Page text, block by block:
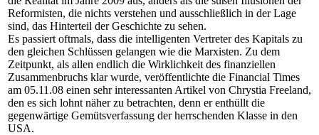
Reformisten, die nichts verstehen und ausschließlich in der Lage
sind, das Hinterteil der Geschichte zu sehen.
Es passiert oftmals, dass die intelligenten Vertreter des Kapitals zu
den gleichen Schlüssen gelangen wie die Marxisten. Zu dem
Zeitpunkt, als allen endlich die Wirklichkeit des finanziellen
Zusammenbruchs klar wurde, veröffentlichte die Financial Times
am 05.11.08 einen sehr interessanten Artikel von Chrystia Freeland,
den es sich lohnt näher zu betrachten, denn er enthüllt die
gegenwärtige Gemütsverfassung der herrschenden Klasse in den
USA.